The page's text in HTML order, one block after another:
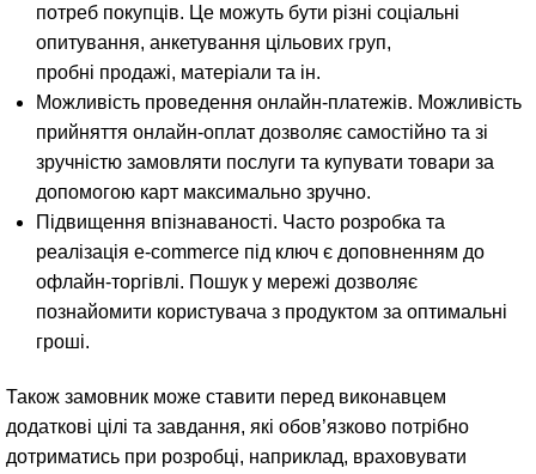
потреб покупців. Це можуть бути різні соціальні
опитування, анкетування цільових груп,
пробні продажі, матеріали та ін.
Можливість проведення онлайн-платежів. Можливість
прийняття онлайн-оплат дозволяє самостійно та зі
зручністю замовляти послуги та купувати товари за
допомогою карт максимально зручно.
Підвищення впізнаваності. Часто розробка та
реалізація e-commerce під ключ є доповненням до
офлайн-торгівлі. Пошук у мережі дозволяє
познайомити користувача з продуктом за оптимальні
гроші.
Також замовник може ставити перед виконавцем
додаткові цілі та завдання, які обов’язково потрібно
дотриматись при розробці, наприклад, враховувати